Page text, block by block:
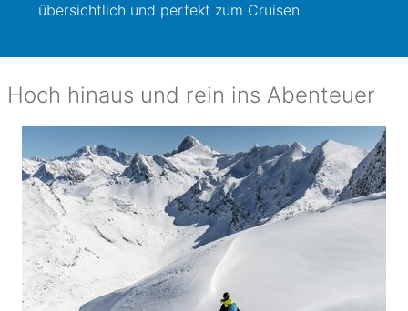
übersichtlich und perfekt zum Cruisen
Hoch hinaus und rein ins Abenteuer